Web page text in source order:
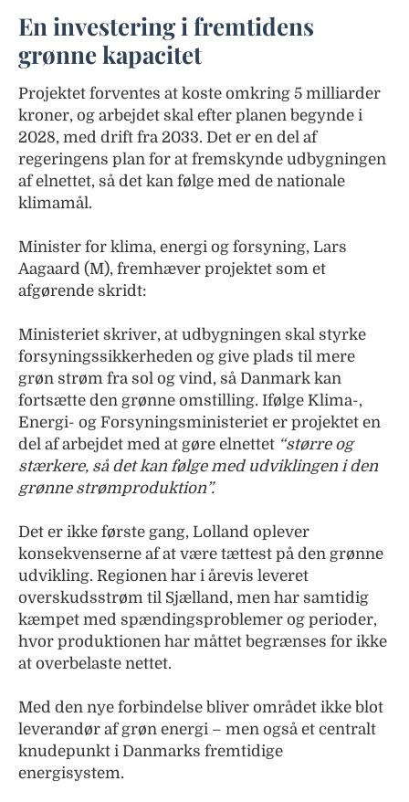
En investering i fremtidens
grønne kapacitet
Projektet forventes at koste omkring 5 milliarder
kroner, og arbejdet skal efter planen begynde i
2028, med drift fra 2033. Det er en del af
regeringens plan for at fremskynde udbygningen
af elnettet, så det kan følge med de nationale
klimamål.
Minister for klima, energi og forsyning, Lars
Aagaard (M), fremhæver projektet som et
afgørende skridt:
Ministeriet skriver, at udbygningen skal styrke
forsyningssikkerheden og give plads til mere
grøn strøm fra sol og vind, så Danmark kan
fortsætte den grønne omstilling. Ifølge Klima-,
Energi- og Forsyningsministeriet er projektet en
del af arbejdet med at gøre elnettet “større og
stærkere, så det kan følge med udviklingen i den
grønne strømproduktion”.
Det er ikke første gang, Lolland oplever
konsekvenserne af at være tættest på den grønne
udvikling. Regionen har i årevis leveret
overskudsstrøm til Sjælland, men har samtidig
kæmpet med spændingsproblemer og perioder,
hvor produktionen har måttet begrænses for ikke
at overbelaste nettet.
Med den nye forbindelse bliver området ikke blot
leverandør af grøn energi – men også et centralt
knudepunkt i Danmarks fremtidige
energisystem.